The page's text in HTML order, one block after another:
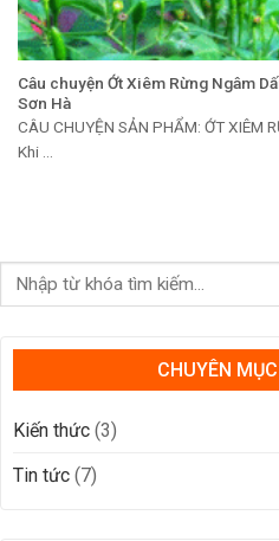
Câu chuyện Ớt Xiêm Rừng Ngâm
Sơn Hà
CÂU CHUYỆN SẢN PHẨM: ỚT XIÊM
Khi ...
CHUYÊN
Kiến thức (3)
Tin tức (7)